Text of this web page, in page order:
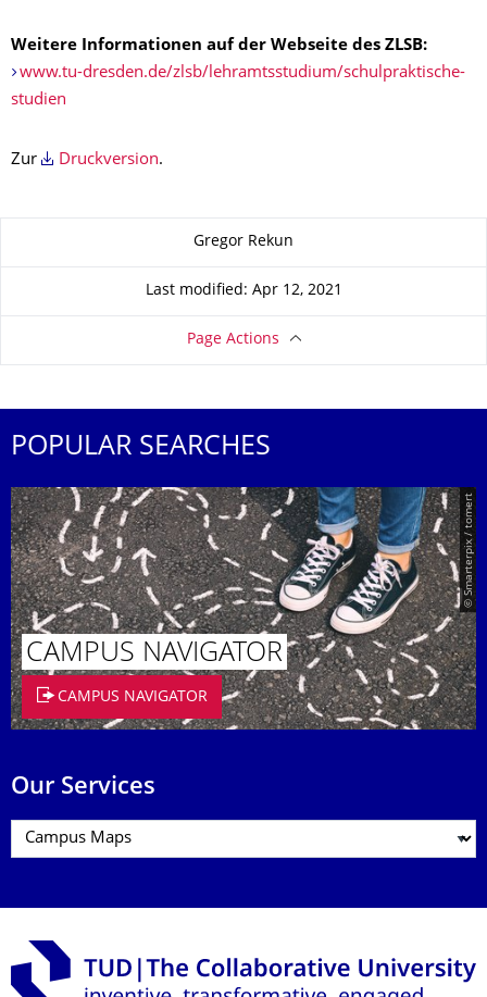
Weitere Informationen auf der Webseite des ZLSB:
www.tu-dresden.de/zlsb/lehramtsstudium/schulpraktische-
studien
Zur Druckversion.
Gregor Rekun
Last modified: Apr 12, 2021
Page Actions
POPULAR SEARCHES
© Smarterpix / tomert
CAMPUS NAVIGATOR
CAMPUS NAVIGATOR
Our Services